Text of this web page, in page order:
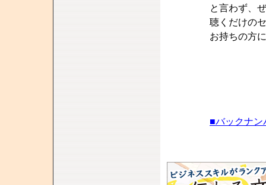
と言わず、
聴くだけの
お持ちの方
■バックナ